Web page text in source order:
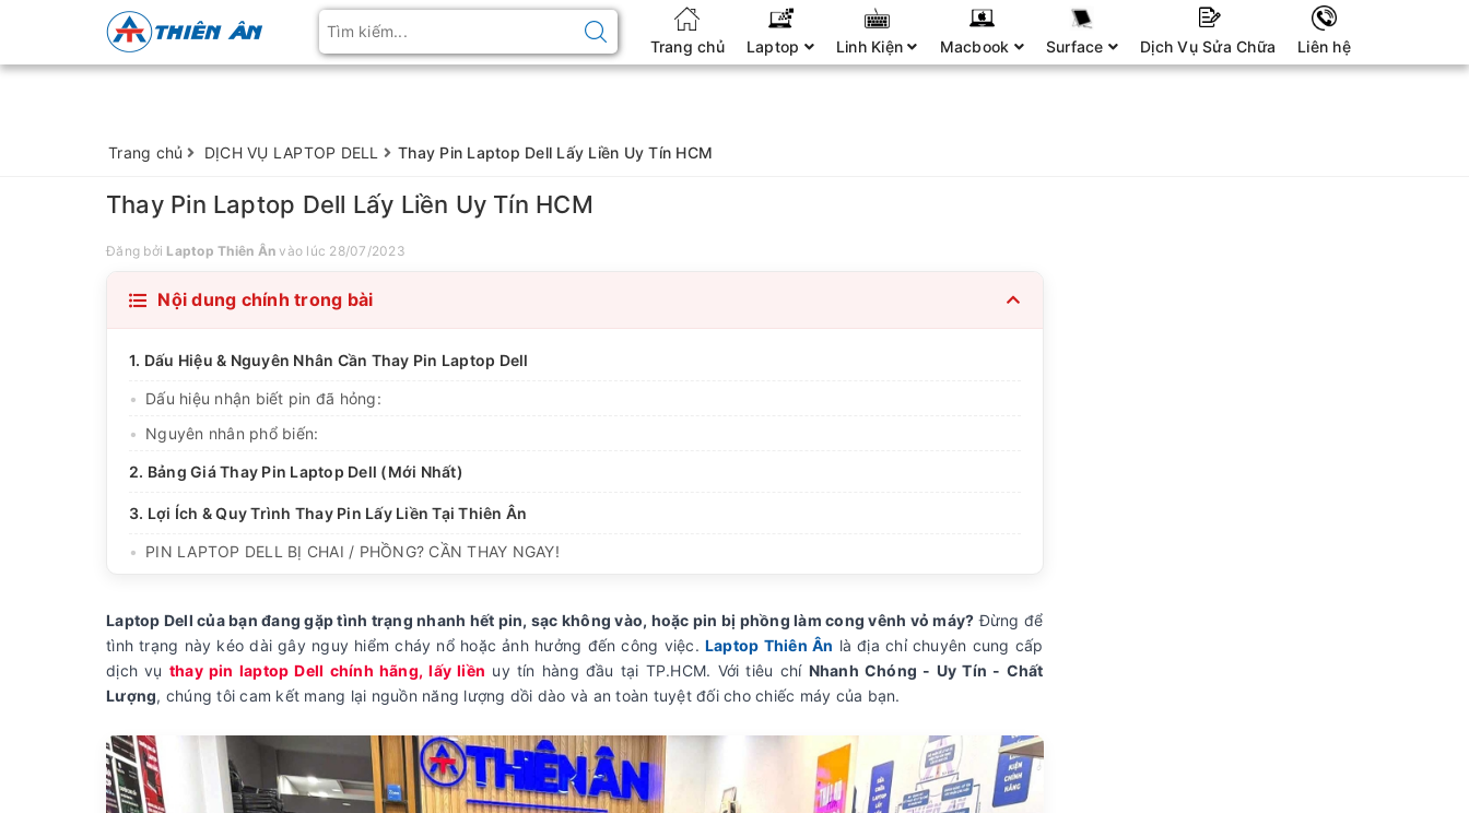
Trang chủ Laptop Linh Kiện Macbook Surface Dịch Vụ Sửa Chữa Liên hệ
Trang chủ DỊCH VỤ LAPTOP DELL Thay Pin Laptop Dell Lấy Liền Uy Tín HCM
Thay Pin Laptop Dell Lấy Liền Uy Tín HCM
Đăng bởi Laptop Thiên Ân vào lúc 28/07/2023
Nội dung chính trong bài
1. Dấu Hiệu & Nguyên Nhân Cần Thay Pin Laptop Dell
Dấu hiệu nhận biết pin đã hỏng:
Nguyên nhân phổ biến:
2. Bảng Giá Thay Pin Laptop Dell (Mới Nhất)
3. Lợi Ích & Quy Trình Thay Pin Lấy Liền Tại Thiên Ân
PIN LAPTOP DELL BỊ CHAI / PHỒNG? CẦN THAY NGAY!
Laptop Dell của bạn đang gặp tình trạng nhanh hết pin, sạc không vào, hoặc pin bị phồng làm cong vênh vỏ máy? Đừng để
tình trạng này kéo dài gây nguy hiểm cháy nổ hoặc ảnh hưởng đến công việc. Laptop Thiên Ân là địa chỉ chuyên cung cấp
dịch vụ thay pin laptop Dell chính hãng, lấy liền uy tín hàng đầu tại TP.HCM. Với tiêu chí Nhanh Chóng - Uy Tín - Chất
Lượng, chúng tôi cam kết mang lại nguồn năng lượng dồi dào và an toàn tuyệt đối cho chiếc máy của bạn.